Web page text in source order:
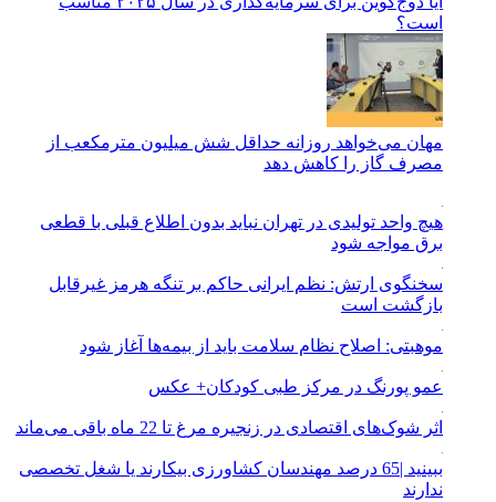
است؟
مهان می‌خواهد روزانه حداقل شش میلیون مترمکعب از
مصرف گاز را کاهش دهد
هیچ واحد تولیدی در تهران نباید بدون اطلاع قبلی با قطعی
برق مواجه شود
سخنگوی ارتش: نظم ایرانی حاکم بر تنگه هرمز غیرقابل
بازگشت است
موهبتی: اصلاح نظام سلامت باید از بیمه‌ها آغاز شود
عمو پورنگ در مرکز طبی کودکان+ عکس
اثر شوک‌های اقتصادی در زنجیره مرغ تا 22 ماه باقی می‌ماند
ببینید |65 درصد مهندسان کشاورزی بیکارند یا شغل تخصصی
ندارند